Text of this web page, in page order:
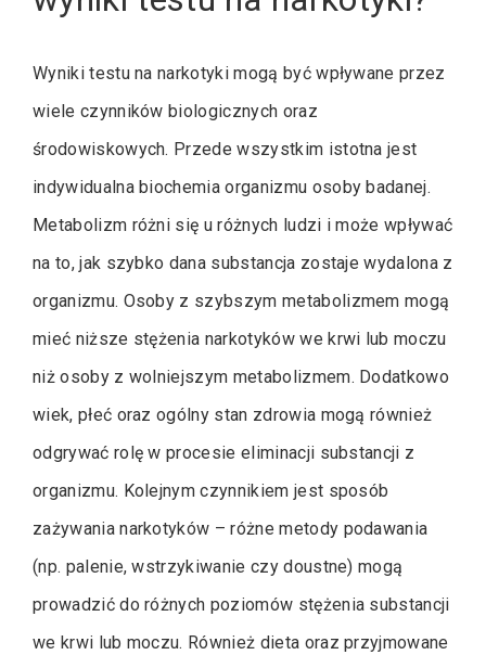
Wyniki testu na narkotyki mogą być wpływane przez
wiele czynników biologicznych oraz
środowiskowych. Przede wszystkim istotna jest
indywidualna biochemia organizmu osoby badanej.
Metabolizm różni się u różnych ludzi i może wpływać
na to, jak szybko dana substancja zostaje wydalona z
organizmu. Osoby z szybszym metabolizmem mogą
mieć niższe stężenia narkotyków we krwi lub moczu
niż osoby z wolniejszym metabolizmem. Dodatkowo
wiek, płeć oraz ogólny stan zdrowia mogą również
odgrywać rolę w procesie eliminacji substancji z
organizmu. Kolejnym czynnikiem jest sposób
zażywania narkotyków – różne metody podawania
(np. palenie, wstrzykiwanie czy doustne) mogą
prowadzić do różnych poziomów stężenia substancji
we krwi lub moczu. Również dieta oraz przyjmowane